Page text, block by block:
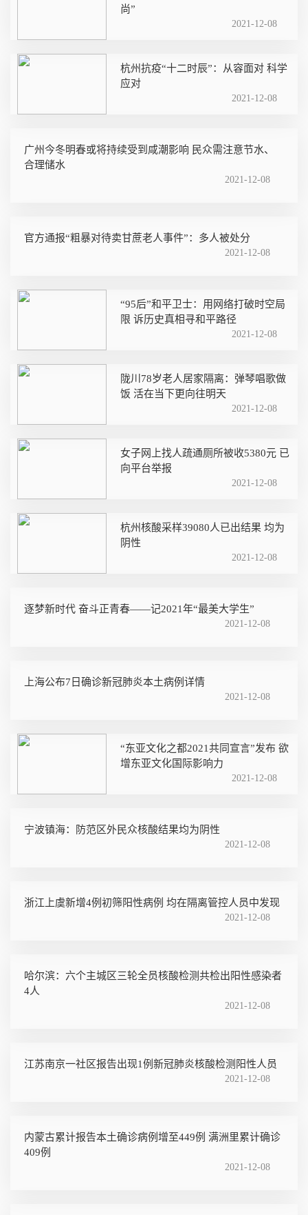
尚”
2021-12-08
杭州抗疫“十二时辰”：从容面对 科学
应对
2021-12-08
广州今冬明春或将持续受到咸潮影响 民众需注意节水、
合理储水
2021-12-08
官方通报“粗暴对待卖甘蔗老人事件”：多人被处分
2021-12-08
“95后”和平卫士：用网络打破时空局
限 诉历史真相寻和平路径
2021-12-08
陇川78岁老人居家隔离：弹琴唱歌做
饭 活在当下更向往明天
2021-12-08
女子网上找人疏通厕所被收5380元 已
向平台举报
2021-12-08
杭州核酸采样39080人已出结果 均为
阴性
2021-12-08
逐梦新时代 奋斗正青春——记2021年“最美大学生”
2021-12-08
上海公布7日确诊新冠肺炎本土病例详情
2021-12-08
“东亚文化之都2021共同宣言”发布 欲
增东亚文化国际影响力
2021-12-08
宁波镇海：防范区外民众核酸结果均为阴性
2021-12-08
浙江上虞新增4例初筛阳性病例 均在隔离管控人员中发现
2021-12-08
哈尔滨：六个主城区三轮全员核酸检测共检出阳性感染者
4人
2021-12-08
江苏南京一社区报告出现1例新冠肺炎核酸检测阳性人员
2021-12-08
内蒙古累计报告本土确诊病例增至449例 满洲里累计确诊
409例
2021-12-08